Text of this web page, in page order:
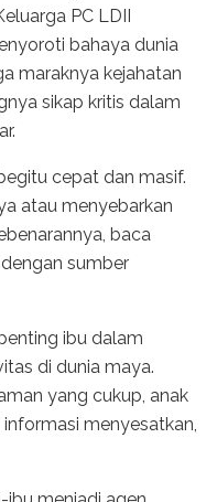
PC LDII
bahaya dunia
maraknya kejahatan
sikap kritis dalam
cepat dan masif.
atau menyebarkan
baca
sumber
ibu dalam
di dunia maya.
yang cukup, anak
menyesatkan,